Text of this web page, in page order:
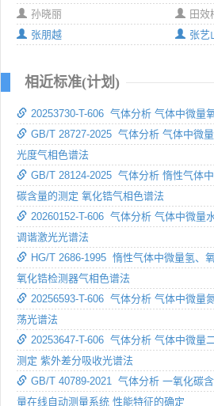
孙晓丽
田效
张朋越
张艺
相近标准(计划)
20253730-T-606 气体分析 气体中微量
GB/T 28727-2025 气体分析 气体中微
光度气相色谱法
GB/T 28124-2025 气体分析 惰性气体
碳含量的测定 氧化锆气相色谱法
20260152-T-606 气体分析 气体中微量
调谐激光光谱法
HG/T 2686-1995 惰性气体中微量氢、
氧化锆检测器气相色谱法
20256593-T-606 气体分析 气体中微量
荡光谱法
20253647-T-606 气体分析 气体中微量
测定 紫外差分吸收光谱法
GB/T 40789-2021 气体分析 一氧化碳
量在线自动测量系统 性能特征的确定